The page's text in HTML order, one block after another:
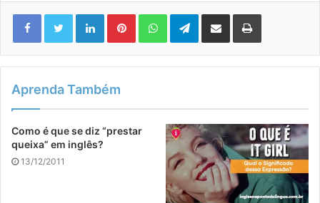
LinkedinPinterestWhatsAppTelegram
Compartilhar via e-mail Imprimir
Aprenda Também
Como é que se diz “prestar
queixa” em inglês?
13/12/2011